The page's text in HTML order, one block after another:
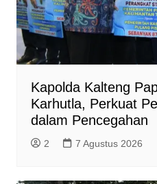
Kapolda Kalteng
Karhutla, Perkuat
dalam Pencegahan
2 7 Agustus 2026